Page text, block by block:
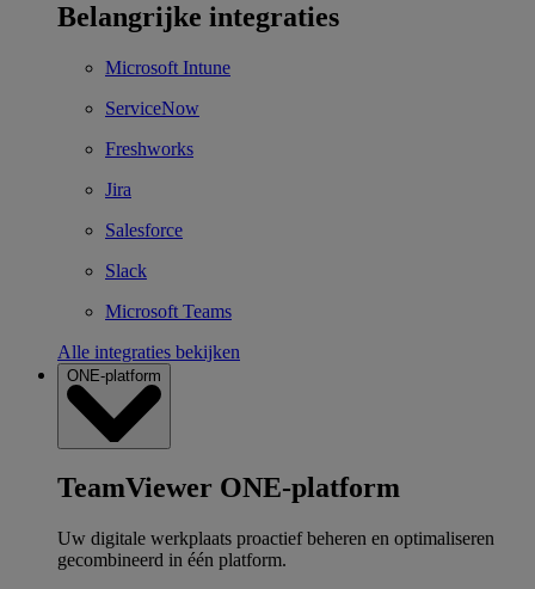
Belangrijke integraties
Microsoft Intune
ServiceNow
Freshworks
Jira
Salesforce
Slack
Microsoft Teams
Alle integraties bekijken
ONE-platform
TeamViewer ONE-platform
Uw digitale werkplaats proactief beheren en optimaliseren
gecombineerd in één platform.